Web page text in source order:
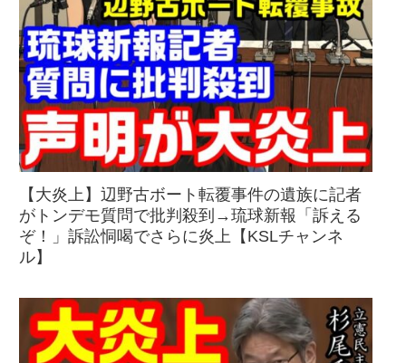
【大炎上】辺野古ボート転覆事件の遺族に記者
がトンデモ質問で批判殺到→琉球新報「訴える
ぞ！」訴訟恫喝でさらに炎上【KSLチャンネ
ル】